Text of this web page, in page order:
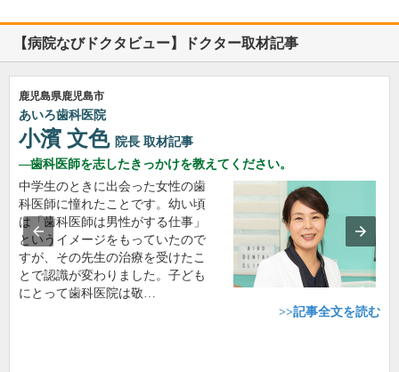
【病院なびドクタビュー】ドクター取材記事
鹿児島県鹿児島市
あいろ歯科医院
小濱 文色 院長 取材記事
歯科医師を志したきっかけを教えてください。
中学生のときに出会った女性の歯
科医師に憧れたことです。幼い頃
は「歯科医師は男性がする仕事」
というイメージをもっていたので
すが、その先生の治療を受けたこ
とで認識が変わりました。子ども
にとって歯科医院は敬…
>>記事全文を読む